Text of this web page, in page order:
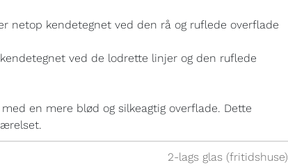
netop kendetegnet ved den rå og ruflede overflade
ved de lodrette linjer og den ruflede
en mere blød og silkeagtig overflade. Dette
2-lags glas (fritidshuse)